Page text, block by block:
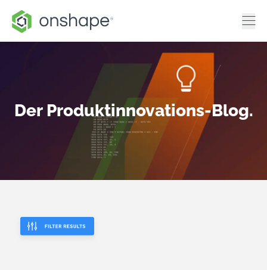
Der Produktinnovations-Blog.